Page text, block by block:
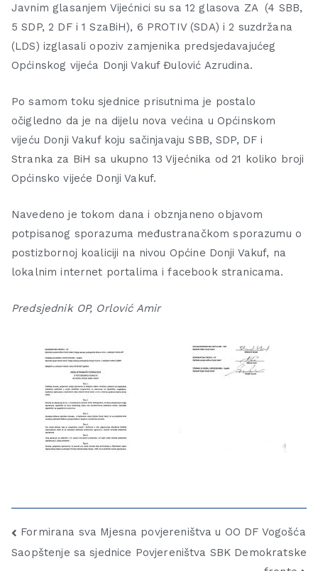
Javnim glasanjem Vijećnici su sa 12 glasova ZA (4 SBB,
5 SDP, 2 DF i 1 SzaBiH), 6 PROTIV (SDA) i 2 suzdržana
(LDS) izglasali opoziv zamjenika predsjedavajućeg
Općinskog vijeća Donji Vakuf Đulović Azrudina.
Po samom toku sjednice prisutnima je postalo
očigledno da je na dijelu nova većina u Općinskom
vijeću Donji Vakuf koju sačinjavaju SBB, SDP, DF i
Stranka za BiH sa ukupno 13 Vijećnika od 21 koliko broji
Općinsko vijeće Donji Vakuf.
Navedeno je tokom dana i obznjaneno objavom
potpisanog sporazuma međustranačkom sporazumu o
postizbornoj koaliciji na nivou Općine Donji Vakuf, na
lokalnim internet portalima i facebook stranicama.
Predsjednik OP, Orlović Amir
Formirana sva Mjesna povjereništva u OO DF Vogošća
Saopštenje sa sjednice Povjereništva SBK Demokratske